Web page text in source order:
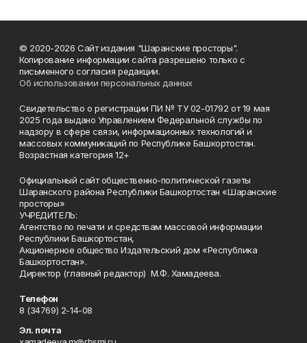
© 2020-2026 Сайт издания "Шаранские просторы".
Копирование информации сайта разрешено только с
письменного согласия редакции.
Об использовании персональных данных
Свидетельство о регистрации ПИ № ТУ 02-01792 от 19 мая
2025 года выдано Управлением Федеральной службы по
надзору в сфере связи, информационных технологий и
массовых коммуникаций по Республике Башкортостан.
Возрастная категория 12+
Официальный сайт общественно-политической газеты
Шаранского района Республики Башкортостан «Шаранские
просторы»
УЧРЕДИТЕЛЬ:
Агентство по печати и средствам массовой информации
Республики Башкортостан,
Акционерное общество Издательский дом «Республика
Башкортостан».
Директор (главный редактор) М.Ф. Хамадеева.
Телефон
8 (34769) 2-14-08
Эл. почта